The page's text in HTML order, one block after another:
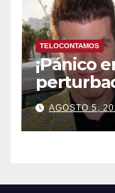
TELOCONTAMOS
¡Pánico
famoso
Hilton
pedir
AGOSTO 5,